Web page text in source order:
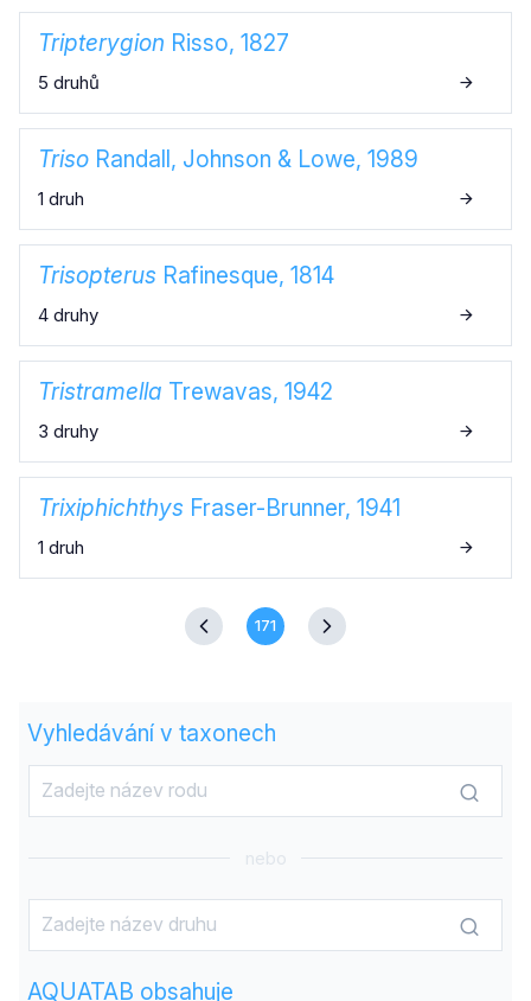
Tripterygion Risso, 1827
5 druhů
Triso Randall, Johnson & Lowe, 1989
1 druh
Trisopterus Rafinesque, 1814
4 druhy
Tristramella Trewavas, 1942
3 druhy
Trixiphichthys Fraser-Brunner, 1941
1 druh
171
Vyhledávání v taxonech
nebo
AQUATAB obsahuje